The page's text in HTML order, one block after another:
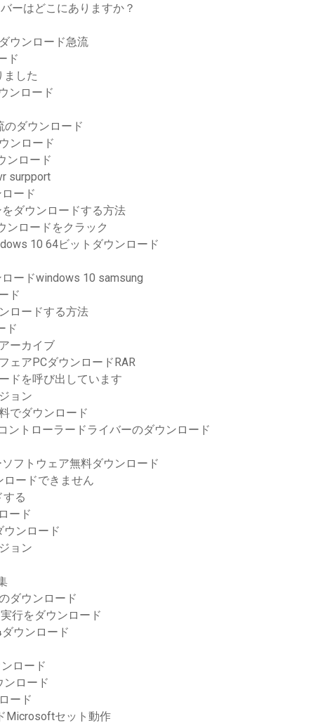
ーはどこにありますか？
ウンロード急流
ド
ました
ンロード
ダウンロード
ンロード
ンロード
surpport
ード
ダウンロードする方法
ンロードをクラック
10 64ビットダウンロード
ードwindows 10 samsung
ド
ロードする方法
ド
ーカイブ
ェアPCダウンロードRAR
ドを呼び出しています
ョン
でダウンロード
ントローラードライバーのダウンロード
フトウェア無料ダウンロード
ードできません
る
ード
ンロード
ョン
ダウンロード
行をダウンロード
ウンロード
ロード
ロード
ード
Microsoftセット動作